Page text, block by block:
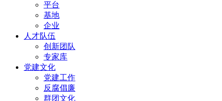
平台
基地
企业
人才队伍
创新团队
专家库
党建文化
党建工作
反腐倡廉
群团文化